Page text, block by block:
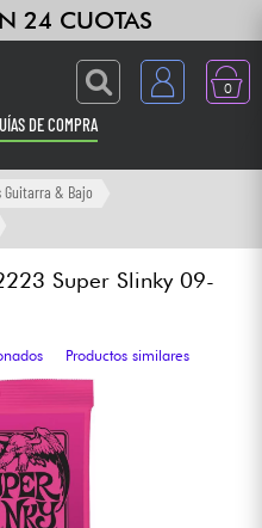
24 CUOTAS
0
DE COMPRA
Guitarra & Bajo
Super Slinky 09-
Productos similares